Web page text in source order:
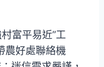
富平易近”工
農好處聯絡機